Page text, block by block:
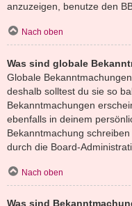
anzuzeigen, benutze den
Nach oben
Was sind globale
Globale
deshalb solltest du sie so
Bekanntmachungen
ebenfalls in deinem
Bekanntmachung
durch die Board-
Nach oben
Was sind